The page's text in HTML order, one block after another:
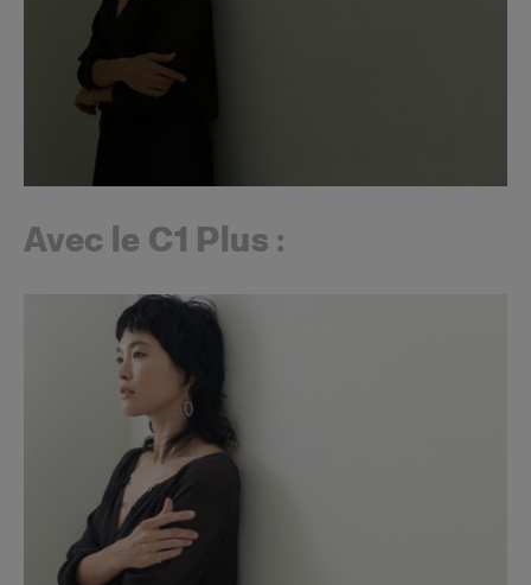
Avec le C1 Plus :